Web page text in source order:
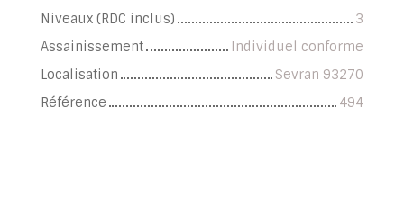
Niveaux (RDC inclus)
3
Assainissement
Individuel conforme
Localisation
Sevran 93270
Référence
494